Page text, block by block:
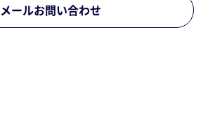
メールお問い合わせ